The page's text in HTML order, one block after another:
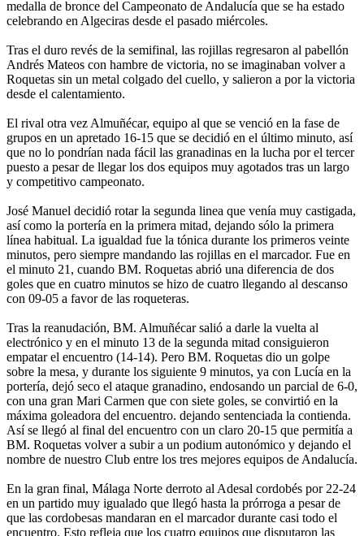
medalla de bronce del Campeonato de Andalucía que se ha estado
celebrando en Algeciras desde el pasado miércoles.
Tras el duro revés de la semifinal, las rojillas regresaron al pabellón
Andrés Mateos con hambre de victoria, no se imaginaban volver a
Roquetas sin un metal colgado del cuello, y salieron a por la victoria
desde el calentamiento.
El rival otra vez Almuñécar, equipo al que se venció en la fase de
grupos en un apretado 16-15 que se decidió en el último minuto, así
que no lo pondrían nada fácil las granadinas en la lucha por el tercer
puesto a pesar de llegar los dos equipos muy agotados tras un largo
y competitivo campeonato.
José Manuel decidió rotar la segunda linea que venía muy castigada,
así como la portería en la primera mitad, dejando sólo la primera
línea habitual. La igualdad fue la tónica durante los primeros veinte
minutos, pero siempre mandando las rojillas en el marcador. Fue en
el minuto 21, cuando BM. Roquetas abrió una diferencia de dos
goles que en cuatro minutos se hizo de cuatro llegando al descanso
con 09-05 a favor de las roqueteras.
Tras la reanudación, BM. Almuñécar salió a darle la vuelta al
electrónico y en el minuto 13 de la segunda mitad consiguieron
empatar el encuentro (14-14). Pero BM. Roquetas dio un golpe
sobre la mesa, y durante los siguiente 9 minutos, ya con Lucía en la
portería, dejó seco el ataque granadino, endosando un parcial de 6-0,
con una gran Mari Carmen que con siete goles, se convirtió en la
máxima goleadora del encuentro. dejando sentenciada la contienda.
Así se llegó al final del encuentro con un claro 20-15 que permitía a
BM. Roquetas volver a subir a un podium autonómico y dejando el
nombre de nuestro Club entre los tres mejores equipos de Andalucía.
En la gran final, Málaga Norte derroto al Adesal cordobés por 22-24
en un partido muy igualado que llegó hasta la prórroga a pesar de
que las cordobesas mandaran en el marcador durante casi todo el
encuentro. Esto refleja que los cuatro equipos que disputaron las